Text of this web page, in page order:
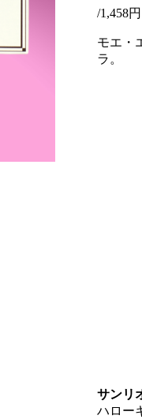
/1,458円
モエ・
ラ。
サンリ
ハロー